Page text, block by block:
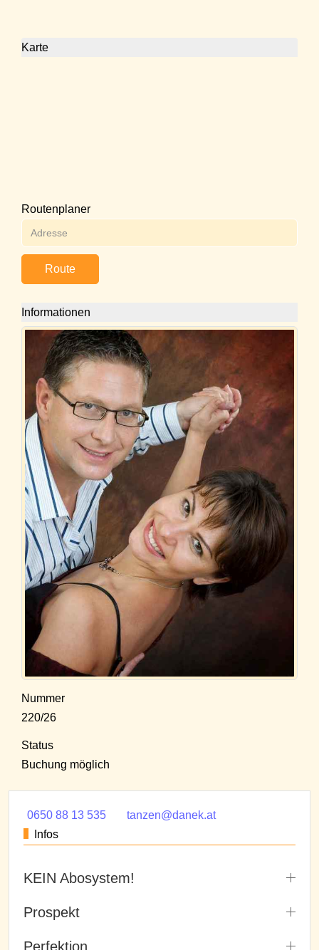
Karte
Routenplaner
Route
Informationen
Nummer
220/26
Status
Buchung möglich
0650 88 13 535
tanzen@danek.at
Infos
KEIN Abosystem!
Prospekt
Perfektion